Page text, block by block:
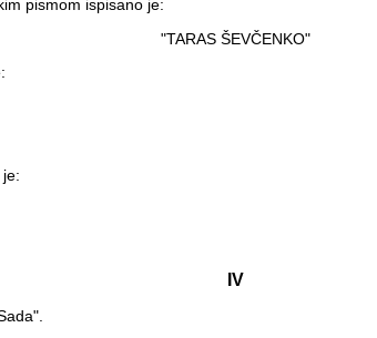
pismom ispisano je:
"TARAS ŠEVČENKO"
IV